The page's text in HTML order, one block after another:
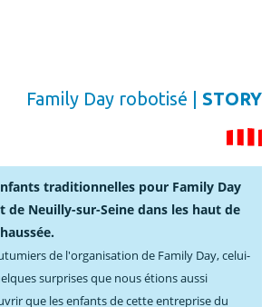
Family Day robotisé | STORY
traditionnelles pour Family Day
de Neuilly-sur-Seine dans les haut de
de l'organisation de Family Day, celui-
surprises que nous étions aussi
que les enfants de cette entreprise du